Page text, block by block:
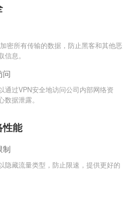
密所有传输的数据，防止黑客和其他恶
信息。
问
通过VPN安全地访问公司内部网络资
数据泄露。
性能
制
隐藏流量类型，防止限速，提供更好的